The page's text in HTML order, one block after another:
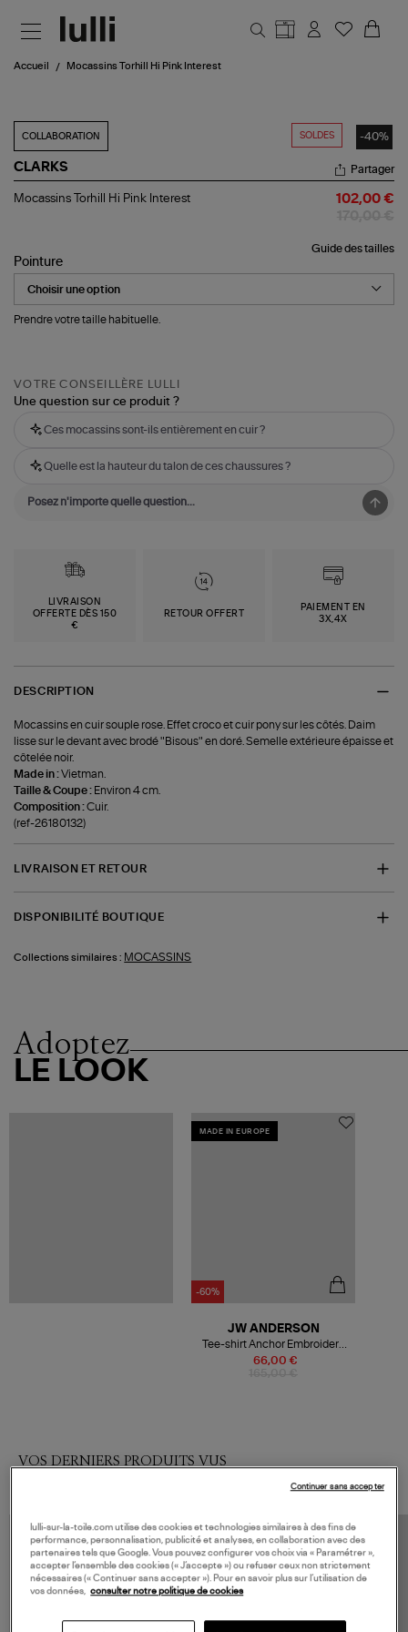
Accueil Mocassins Torhill Hi Pink Interest
SOLDES -40%
COLLABORATION
CLARKS
Mocassins
Interest
Partager
Mocassins Torhill Hi Pink Interest 102,00 €
Guide des tailles
Pointure
Prendre votre taille habituelle.
VOTRE CONSEILLÈRE LULLI
Une question sur ce produit ?
Ces mocassins sont-ils entièrement en cuir ?
Quelle est la hauteur du talon de ces chaussures ?
LIVRAISON
OFFERTE DÈS 150
€
RETOUR OFFERT
PAIEMENT EN
3X,4X
DESCRIPTION
Mocassins en cuir souple rose. Effet croco et cuir pony sur les côtés. Daim
lisse sur le devant avec brodé "Bisous" en doré. Semelle extérieure épaisse et
côtelée noir.
Made in :Vietman.
Taille & Coupe : Environ 4 cm.
Composition :Cuir.
(ref-26180132)
LIVRAISON ET RETOUR
DISPONIBILITÉ BOUTIQUE
Collections similaires : MOCASSINS
Adoptez
LE LOOK
MADE IN EUROPE
-60%
66,00 €
JW ANDERSON
Tee-shirt Anchor Embroidery
Back Print Black
VOS DERNIERS PRODUITS VUS
lulli-sur-la-toile.com utilise des cookies et technologies similaires à des fins de
performance, personnalisation, publicité et analyses, en collaboration avec des
partenaires tels que Google. Vous pouvez configurer vos choix via « Paramétrer »,
accepter l’ensemble des cookies (« J’accepte ») ou refuser ceux non strictement
nécessaires (« Continuer sans accepter »). Pour en savoir plus sur l’utilisation de
vos données, consulter notre politique de cookies
Continuer sans accepter